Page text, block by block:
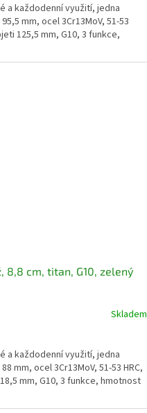
a každodenní využití, jedna
mm, ocel 3Cr13MoV, 51-53
125,5 mm, G10, 3 funkce,
8,8 cm, titan, G10, zelený
Skladem
a každodenní využití, jedna
mm, ocel 3Cr13MoV, 51-53 HRC,
mm, G10, 3 funkce, hmotnost